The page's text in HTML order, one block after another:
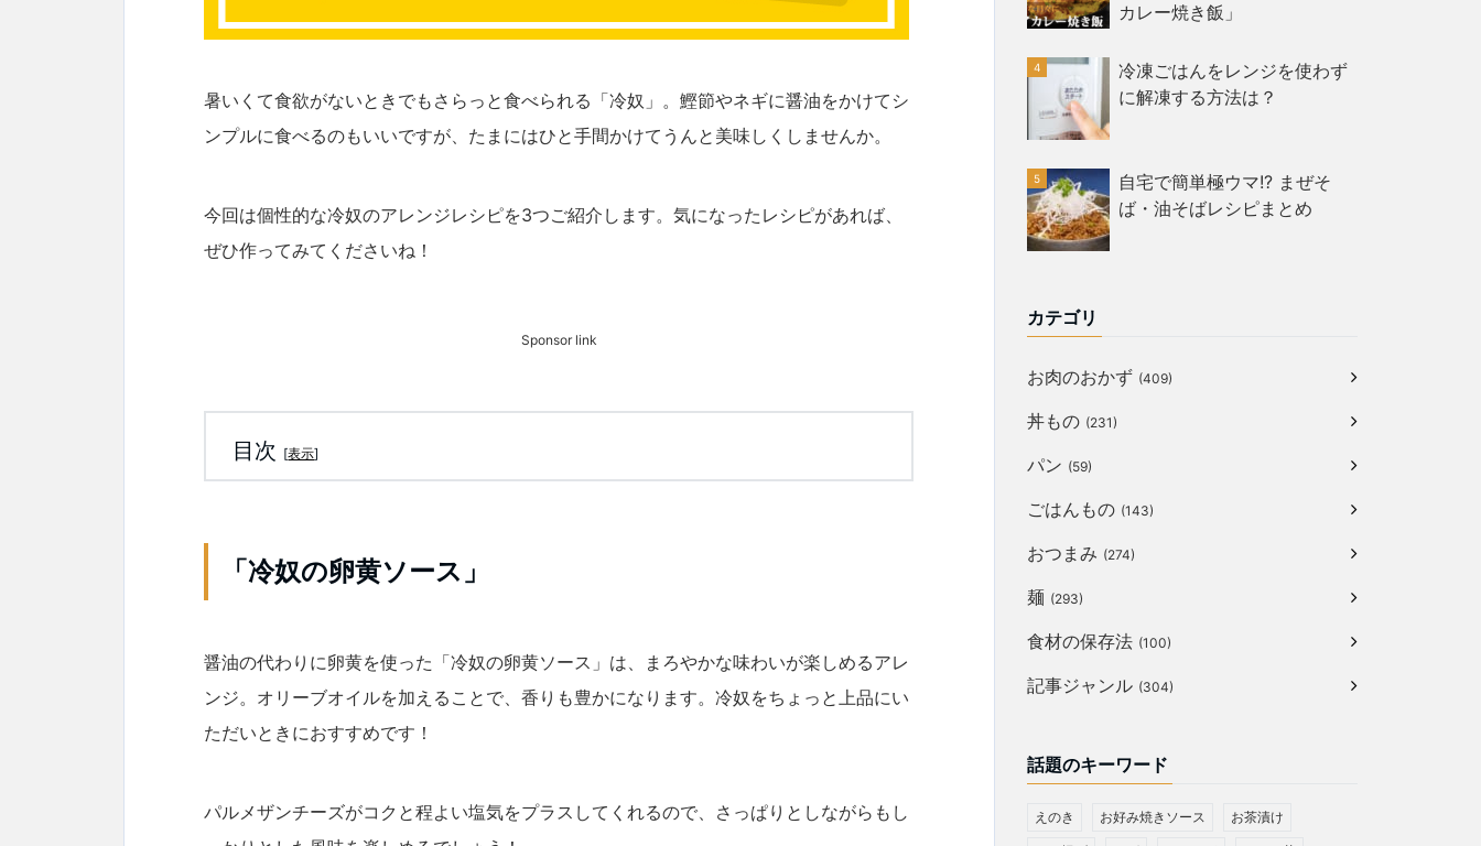
暑いくて食欲がないときでもさらっと食べられる「冷奴」。鰹節やネギに醤油をかけてシ
ンプルに食べるのもいいですが、たまにはひと手間かけてうんと美味しくしませんか。
今回は個性的な冷奴のアレンジレシピを3つご紹介します。気になったレシピがあれば、
ぜひ作ってみてくださいね！
Sponsor link
目次 [表示]
「冷奴の卵黄ソース」
醤油の代わりに卵黄を使った「冷奴の卵黄ソース」は、まろやかな味わいが楽しめるアレ
ンジ。オリーブオイルを加えることで、香りも豊かになります。冷奴をちょっと上品にい
ただいときにおすすめです！
パルメザンチーズがコクと程よい塩気をプラスしてくれるので、さっぱりとしながらもし
カレー焼き飯」
冷凍ごはんをレンジを使わず
に解凍する方法は？
自宅で簡単極ウマ!? まぜそ
ば・油そばレシピまとめ
カテゴリ
お肉のおかず (409)
丼もの (231)
パン (59)
ごはんもの (143)
おつまみ (274)
麺 (293)
食材の保存法 (100)
記事ジャンル (304)
話題のキーワード
えのき お好み焼きソース お茶漬け